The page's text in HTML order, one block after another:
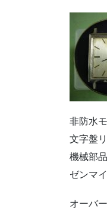
非防水
文字盤
機械部
ゼンマ
オーバ